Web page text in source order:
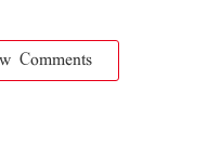
Comments